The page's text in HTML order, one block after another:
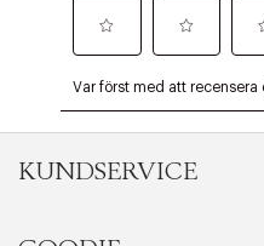
KUNDSERVICE